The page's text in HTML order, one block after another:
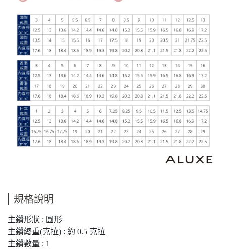
規格說明
主鑽形狀 : 圓形
主鑽總重(克拉) : 約 0.5 克拉
主鑽數量 : 1